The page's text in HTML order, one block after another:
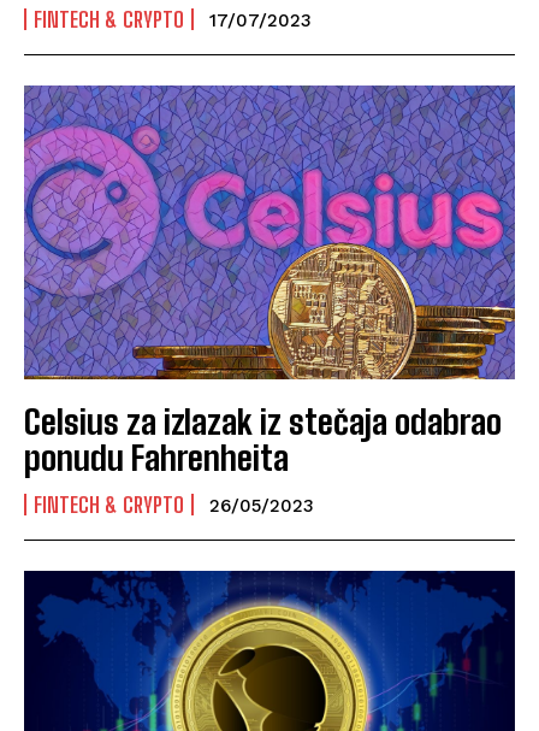
FINTECH & CRYPTO 17/07/2023
Celsius za izlazak iz stečaja odabrao
ponudu Fahrenheita
FINTECH & CRYPTO 26/05/2023